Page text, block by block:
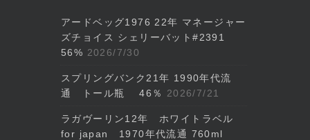
アードベッグ1976 22年 マネージャー
ズチョイス シェリーバット#2391
56% 2026/7/30
スプリングバンク21年 1990年代流
通 トール瓶 46％
2026/7/21
ラガヴーリン12年 ホワイトラベル
for japan 1970年代流通 760ml